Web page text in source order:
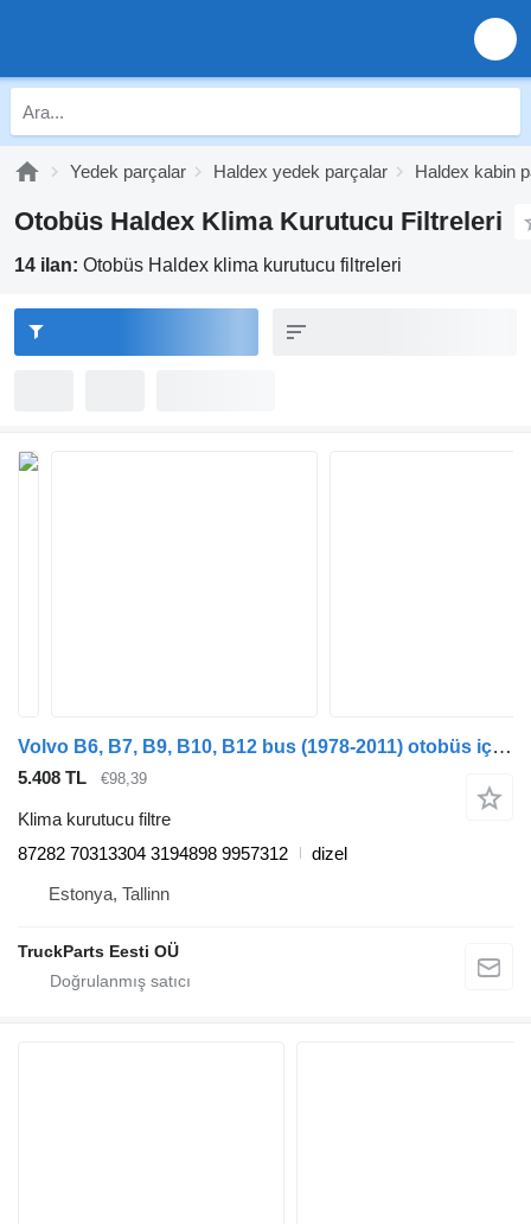
Yedek parçalar Haldex yedek parçalar Haldex kabin
Otobüs Haldex Klima Kurutucu Filtreleri
14 ilan: Otobüs Haldex klima kurutucu filtreleri
Volvo B6, B7, B9, B10, B12 bus (1978-2011) otobüs için Haldex B12B (01.97-12.11) 87282 klima kurutucu filtre
5.408 TL €98,39
Klima kurutucu filtre
87282 70313304 3194898 9957312
dizel
Estonya, Tallinn
TruckParts Eesti OÜ